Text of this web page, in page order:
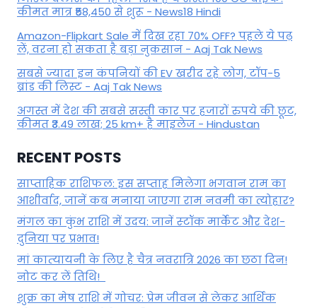
कीमत मात्र ₹58,450 से शुरू - News18 Hindi
Amazon-Flipkart Sale में दिख रहा 70% OFF? पहले ये पढ़
लें, वरना हो सकता है बड़ा नुकसान - Aaj Tak News
सबसे ज्यादा इन कंपनियों की EV खरीद रहे लोग, टॉप-5
ब्रांड की लिस्ट - Aaj Tak News
अगस्त में देश की सबसे सस्ती कार पर हजारों रुपये की छूट,
कीमत ₹3.49 लाख; 25 km+ है माइलेज - Hindustan
RECENT POSTS
साप्ताहिक राशिफल: इस सप्ताह मिलेगा भगवान राम का
आशीर्वाद, जानें कब मनाया जाएगा राम नवमी का त्योहार?
मंगल का कुंभ राशि में उदय: जानें स्‍टॉक मार्केट और देश-
दुनिया पर प्रभाव!
मां कात्‍यायनी के लिए है चैत्र नवरात्रि 2026 का छठा दिन!
नोट कर लें तिथि!
शुक्र का मेष राशि में गोचर: प्रेम जीवन से लेकर आर्थिक